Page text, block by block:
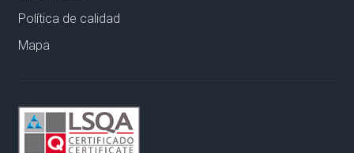
Política de calidad
Mapa